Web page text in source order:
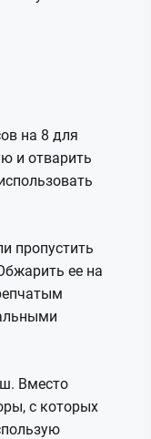
на 8 для
и отварить
пропустить
ее на
Вместо
с которых